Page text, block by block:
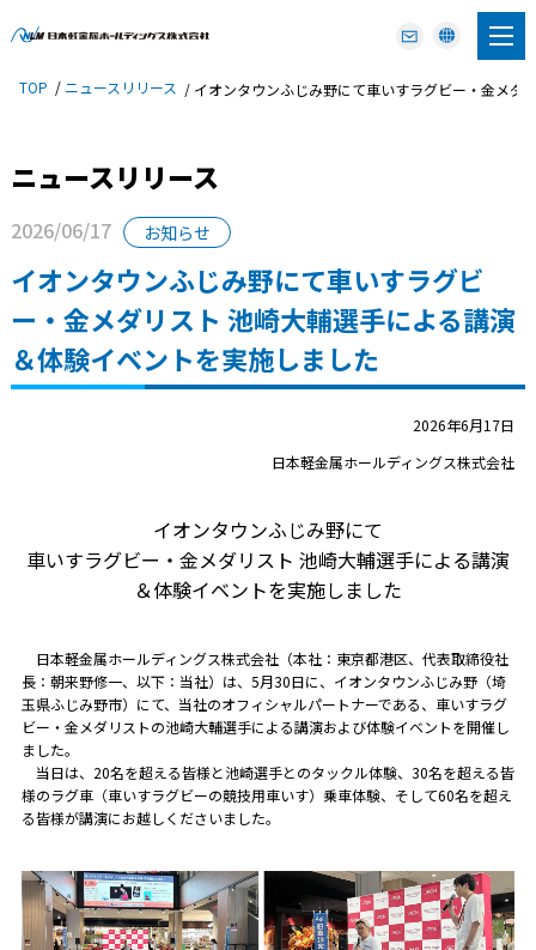
TOP ニュースリリース イオンタウンふじみ野にて車いすラグビー・金メダ
ニュースリリース
2026/06/17 お知らせ
イオンタウンふじみ野にて車いすラグビ
ー・金メダリスト 池崎大輔選手による講演
＆体験イベントを実施しました
2026年6月17日
日本軽金属ホールディングス株式会社
イオンタウンふじみ野にて
車いすラグビー・金メダリスト 池崎大輔選手による講演
＆体験イベントを実施しました
日本軽金属ホールディングス株式会社（本社：東京都港区、代表取締役社
長：朝来野修一、以下：当社）は、5月30日に、イオンタウンふじみ野（埼
玉県ふじみ野市）にて、当社のオフィシャルパートナーである、車いすラグ
ビー・金メダリストの池崎大輔選手による講演および体験イベントを開催し
ました。
当日は、20名を超える皆様と池崎選手とのタックル体験、30名を超える皆
様のラグ車（車いすラグビーの競技用車いす）乗車体験、そして60名を超え
る皆様が講演にお越しくださいました。